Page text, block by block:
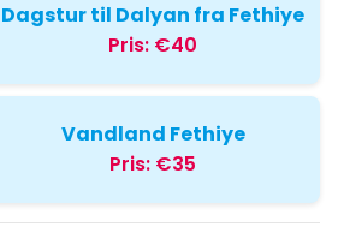
Dagstur til Dalyan fra Fethiye
Pris: €40
Vandland Fethiye
Pris: €35